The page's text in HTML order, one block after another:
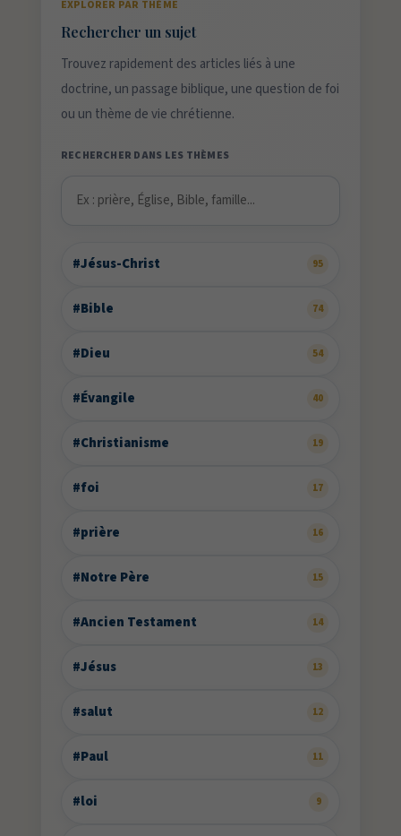
EXPLORER PAR THÈME
Rechercher un sujet
Trouvez rapidement des articles liés à une
doctrine, un passage biblique, une question de foi
ou un thème de vie chrétienne.
RECHERCHER DANS LES THÈMES
#Jésus-Christ 95
#Bible 74
#Dieu 54
#Évangile 40
#Christianisme 19
#foi 17
#prière 16
#Notre Père 15
#Ancien Testament 14
#Jésus 13
#salut 12
#Paul 11
#loi 9